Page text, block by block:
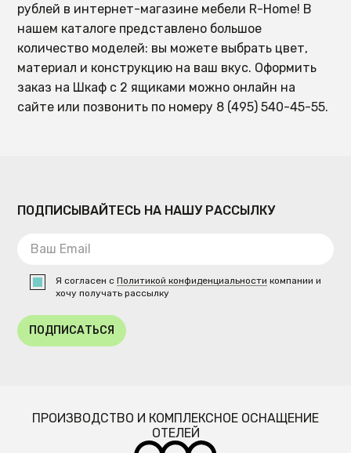
рублей в интернет-магазине мебели R-Home! В
нашем каталоге представлено большое
количество моделей: вы можете выбрать цвет,
материал и конструкцию на ваш вкус. Оформить
заказ на Шкаф с 2 ящиками можно онлайн на
сайте или позвонить по номеру 8 (495) 540-45-55.
ПОДПИСЫВАЙТЕСЬ НА НАШУ РАССЫЛКУ
Я согласен сПолитикой конфиденциальности компании и
хочу получать рассылку
ПОДПИСАТЬСЯ
ПРОИЗВОДСТВО И КОМПЛЕКСНОЕ ОСНАЩЕНИЕ
ОТЕЛЕЙ